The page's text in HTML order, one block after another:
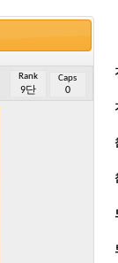
Rank
9단
Caps
0